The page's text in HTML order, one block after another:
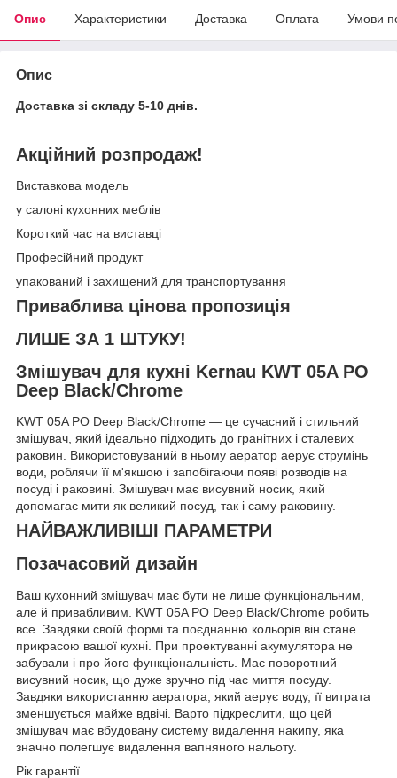
Опис Характеристики Доставка Оплата Умови
Опис
Доставка зі складу 5-10 днів.
Акційний розпродаж!
Виставкова модель
у салоні кухонних меблів
Короткий час на виставці
Професійний продукт
упакований і захищений для транспортування
Приваблива цінова пропозиція
ЛИШЕ ЗА 1 ШТУКУ!
Змішувач для кухні Kernau KWT 05A PO
Deep Black/Chrome
KWT 05A PO Deep Black/Chrome — це сучасний і стильний
змішувач, який ідеально підходить до гранітних і сталевих
раковин. Використовуваний в ньому аератор аерує струмінь
води, роблячи її м'якшою і запобігаючи появі розводів на
посуді і раковині. Змішувач має висувний носик, який
допомагає мити як великий посуд, так і саму раковину.
НАЙВАЖЛИВІШІ ПАРАМЕТРИ
Позачасовий дизайн
Ваш кухонний змішувач має бути не лише функціональним,
але й привабливим. KWT 05A PO Deep Black/Chrome робить
все. Завдяки своїй формі та поєднанню кольорів він стане
прикрасою вашої кухні. При проектуванні акумулятора не
забували і про його функціональність. Має поворотний
висувний носик, що дуже зручно під час миття посуду.
Завдяки використанню аератора, який аерує воду, її витрата
зменшується майже вдвічі. Варто підкреслити, що цей
змішувач має вбудовану систему видалення накипу, яка
значно полегшує видалення вапняного нальоту.
Рік гарантії